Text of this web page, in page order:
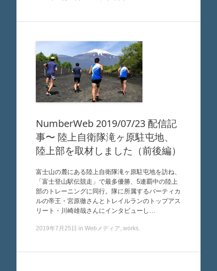
NumberWeb 2019/07/23 配信記
事〜 陸上自衛隊滝ヶ原駐屯地、
陸上部を取材しました（前後編）
富士山の麓にある陸上自衛隊滝ヶ原駐屯地を訪ね、
「富士登山駅伝競走」で最多優勝、5連覇中の陸上
部のトレーニングに同行。隊に所属するバーティカ
ルの帝王・宮原徹さんとトレイルランのトップアス
リート・川崎雄哉さんにインタビューし…
2019年7月25日 in Webメディア, works.